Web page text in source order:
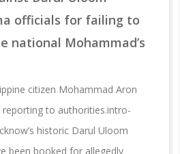
officials for failing to
national Mohammad’s
citizen Mohammad Aron
to authorities.intro-
historic Darul Uloom
been booked for allegedly